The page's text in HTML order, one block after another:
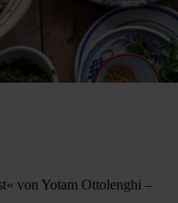
von Yotam Ottolenghi –